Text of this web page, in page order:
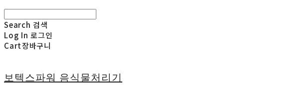
Search 검색
Log In 로그인
Cart장바구니
보텍스파워 음식물처리기